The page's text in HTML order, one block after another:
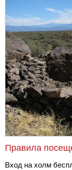
Правила
Вход на холм